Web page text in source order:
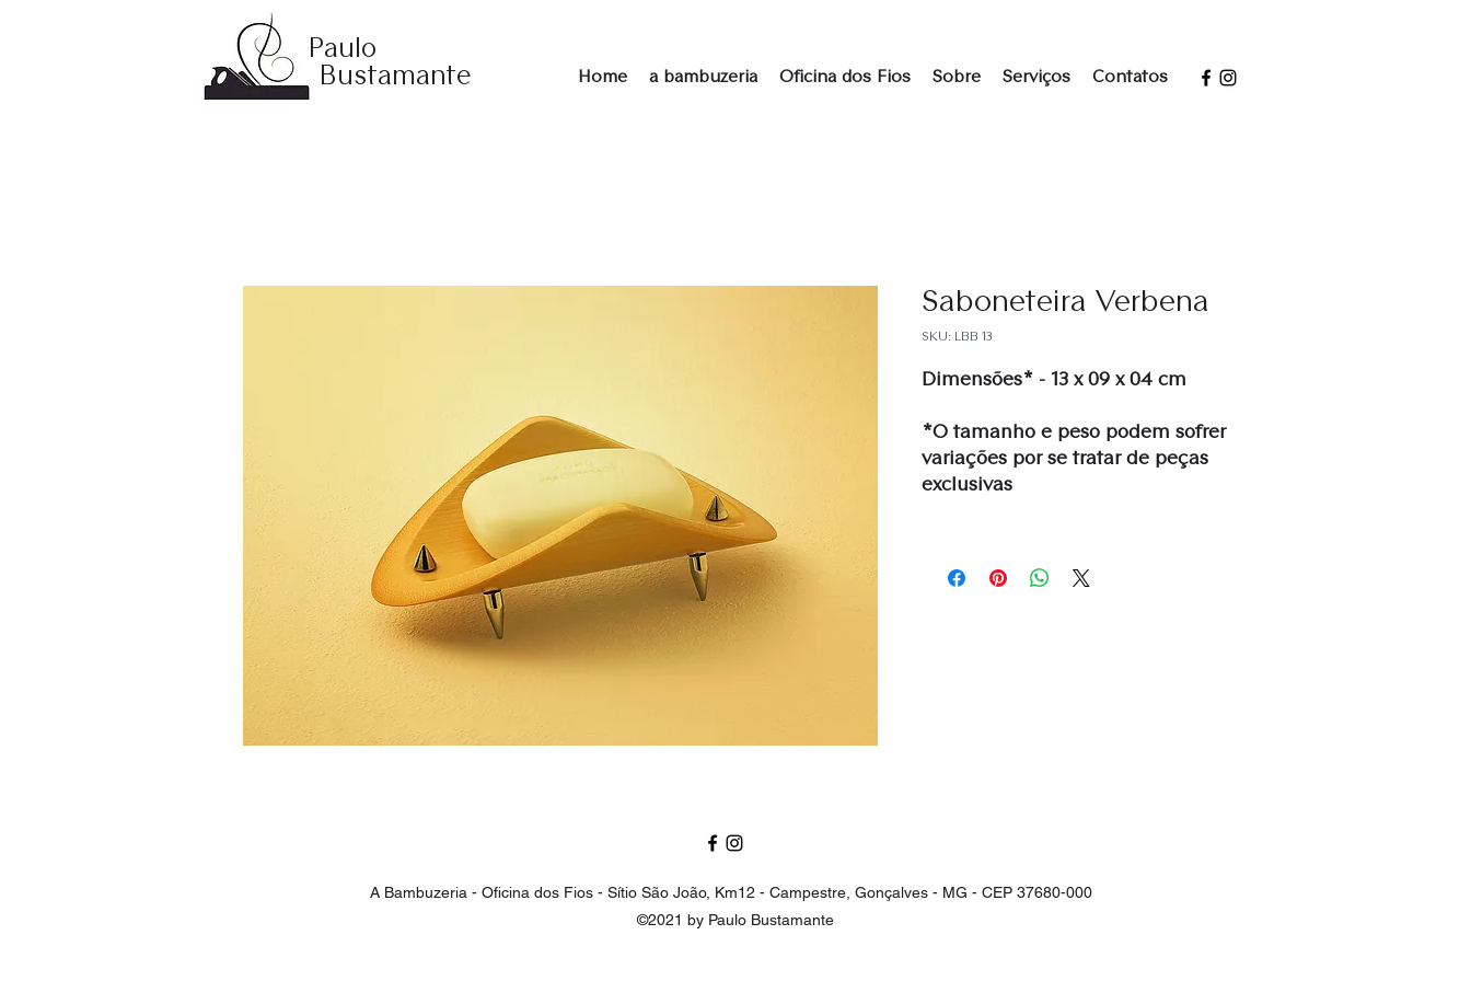
Paulo
Bustamante
Home a bambuzeria Oficina dos Fios Sobre Serviços Contatos
Saboneteira Verbena
SKU: LBB 13
Dimensões* - 13 x 09 x 04 cm
*O tamanho e peso podem sofrer
variações por se tratar de peças
exclusivas
A Bambuzeria - Oficina dos Fios - Sítio São João, Km12 - Campestre, Gonçalves - MG - CEP 37680-000
©2021 by Paulo Bustamante